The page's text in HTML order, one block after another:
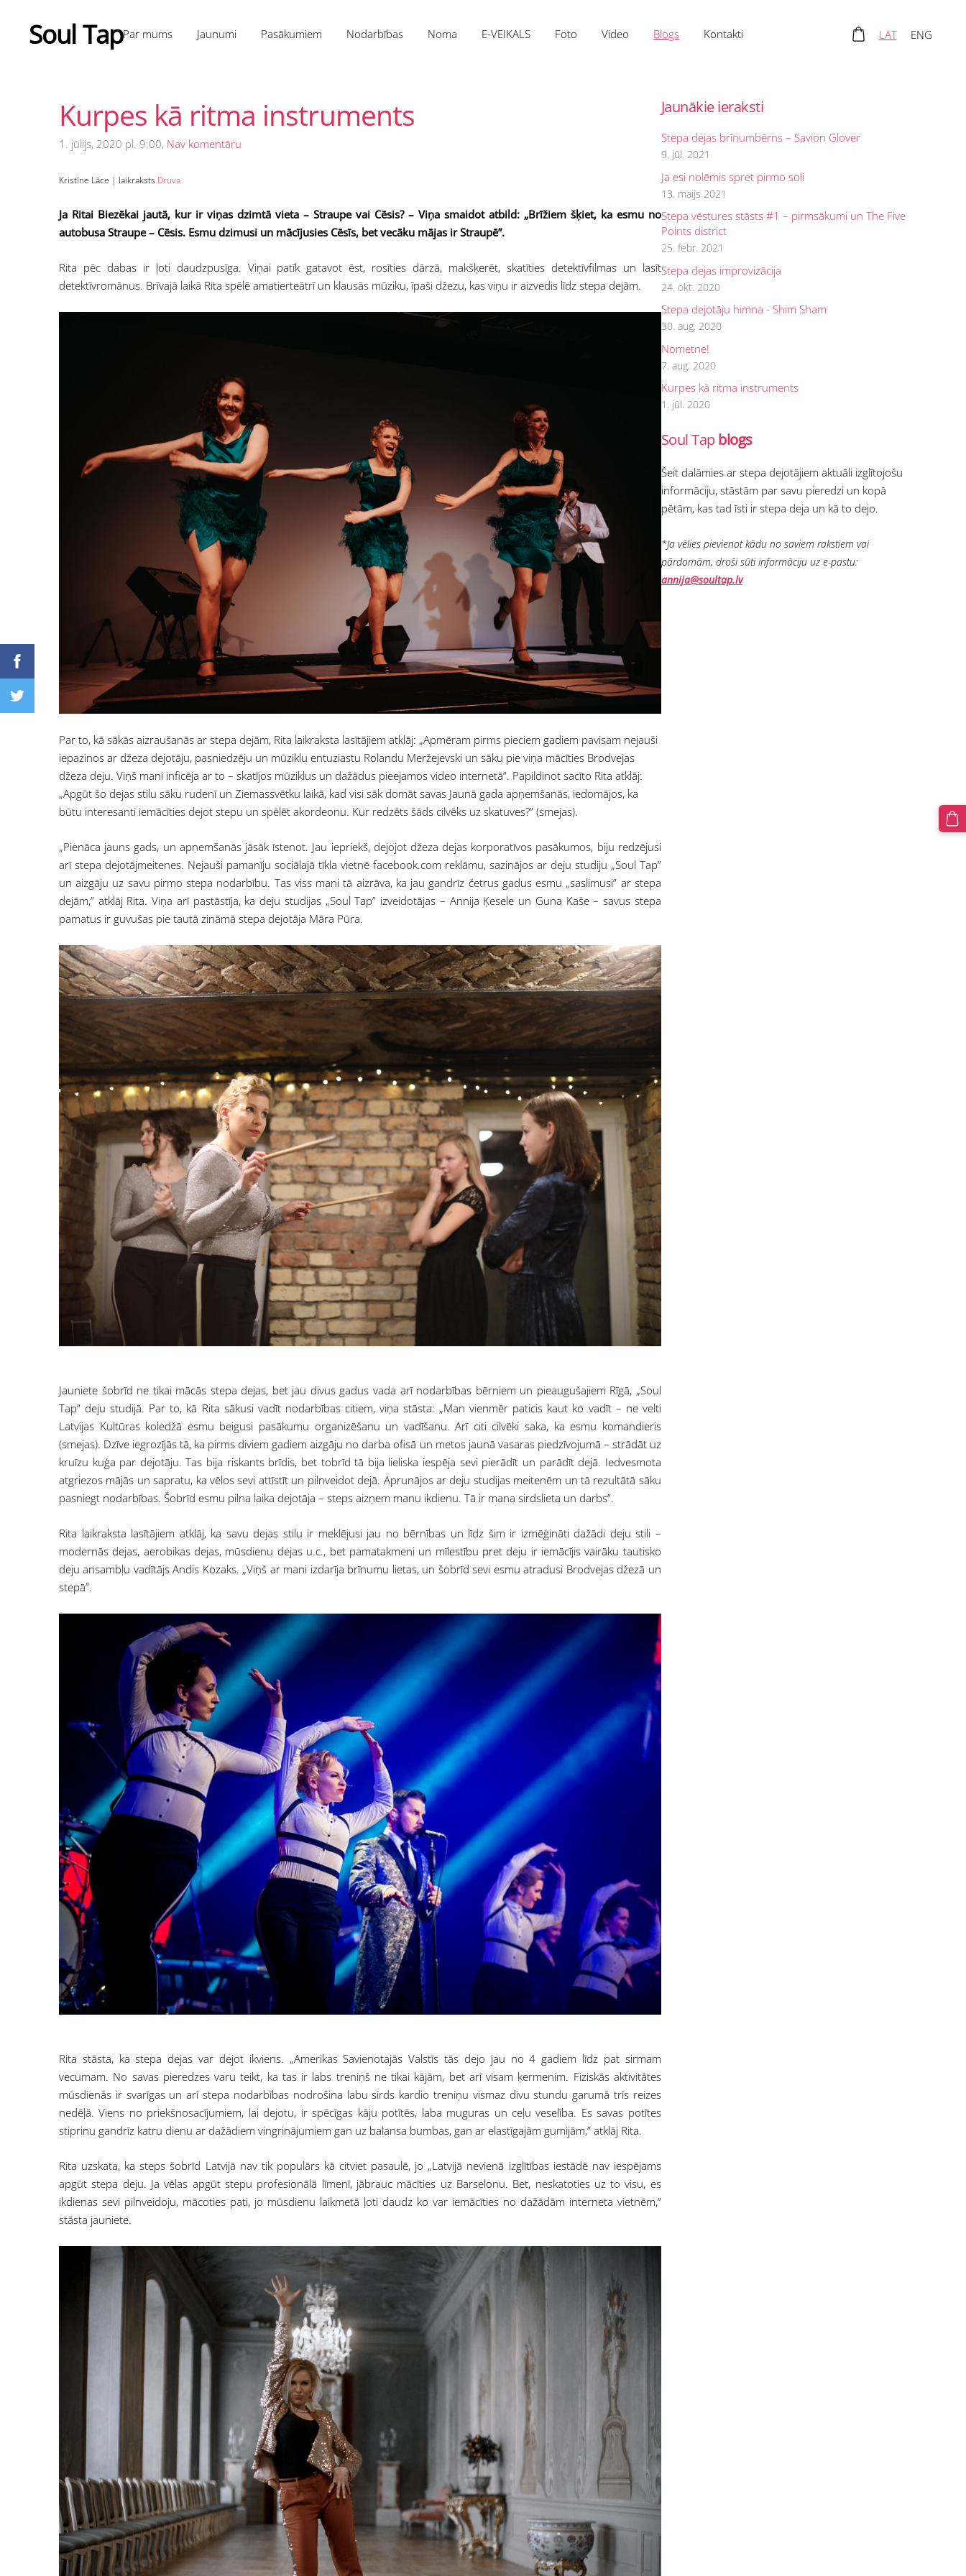
Soul TapPar mums Jaunumi Pasākumiem Nodarbības Noma E-VEIKALS Foto Video Blogs Kontakti LAT ENG
Jaunākie ieraksti
Stepa dejas brīnumbērns – Savion Glover
9. jūl. 2021
Ja esi nolēmis spret pirmo soli
13. maijs 2021
Stepa vēstures stāsts #1 – pirmsākumi un The Five
Points district
25. febr. 2021
Stepa dejas improvizācija
24. okt. 2020
Stepa dejotāju himna - Shim Sham
30. aug. 2020
Nometne!
7. aug. 2020
Kurpes kā ritma instruments
1. jūl. 2020
Soul Tap blogs
Šeit dalāmies ar stepa dejotājiem aktuāli izglītojošu
informāciju, stāstām par savu pieredzi un kopā
pētām, kas tad īsti ir stepa deja un kā to dejo.
*Ja vēlies pievienot kādu no saviem rakstiem vai
pārdomām, droši sūti informāciju uz e-pastu:
annija@soultap.lv
Kurpes kā ritma instruments
1. jūlijs, 2020 pl. 9:00, Nav komentāru
Kristīne Lāce | laikraksts Druva
Ja Ritai Biezēkai jautā, kur ir viņas dzimtā vieta – Straupe vai Cēsis? – Viņa smaidot atbild: „Brīžiem šķiet, ka esmu no
autobusa Straupe – Cēsis. Esmu dzimusi un mācījusies Cēsīs, bet vecāku mājas ir Straupē”.
Rita pēc dabas ir ļoti daudzpusīga. Viņai patīk gatavot ēst, rosīties dārzā, makšķerēt, skatīties detektīvfilmas un lasīt
detektīvromānus. Brīvajā laikā Rita spēlē amatierteātrī un klausās mūziku, īpaši džezu, kas viņu ir aizvedis līdz stepa dejām.
Par to, kā sākās aizraušanās ar stepa dejām, Rita laikraksta lasītājiem atklāj: „Apmēram pirms pieciem gadiem pavisam nejauši
iepazinos ar džeza dejotāju, pasniedzēju un mūziklu entuziastu Rolandu Meržejevski un sāku pie viņa mācīties Brodvejas
džeza deju. Viņš mani inficēja ar to – skatījos mūziklus un dažādus pieejamos video internetā”. Papildinot sacīto Rita atklāj:
„Apgūt šo dejas stilu sāku rudenī un Ziemassvētku laikā, kad visi sāk domāt savas Jaunā gada apņemšanās, iedomājos, ka
būtu interesanti iemācīties dejot stepu un spēlēt akordeonu. Kur redzēts šāds cilvēks uz skatuves?” (smejas).
„Pienāca jauns gads, un apņemšanās jāsāk īstenot. Jau iepriekš, dejojot džeza dejas korporatīvos pasākumos, biju redzējusi
arī stepa dejotājmeitenes. Nejauši pamanīju sociālajā tīkla vietnē facebook.com reklāmu, sazinājos ar deju studiju „Soul Tap”
un aizgāju uz savu pirmo stepa nodarbību. Tas viss mani tā aizrāva, ka jau gandrīz četrus gadus esmu „saslimusi” ar stepa
dejām,” atklāj Rita. Viņa arī pastāstīja, ka deju studijas „Soul Tap” izveidotājas – Annija Ķesele un Guna Kaše – savus stepa
pamatus ir guvušas pie tautā zināmā stepa dejotāja Māra Pūra.
Jauniete šobrīd ne tikai mācās stepa dejas, bet jau divus gadus vada arī nodarbības bērniem un pieaugušajiem Rīgā, „Soul
Tap” deju studijā. Par to, kā Rita sākusi vadīt nodarbības citiem, viņa stāsta: „Man vienmēr paticis kaut ko vadīt – ne velti
Latvijas Kultūras koledžā esmu beigusi pasākumu organizēšanu un vadīšanu. Arī citi cilvēki saka, ka esmu komandieris
(smejas). Dzīve iegrozījās tā, ka pirms diviem gadiem aizgāju no darba ofisā un metos jaunā vasaras piedzīvojumā – strādāt uz
kruīzu kuģa par dejotāju. Tas bija riskants brīdis, bet tobrīd tā bija lieliska iespēja sevi pierādīt un parādīt dejā. Iedvesmota
atgriezos mājās un sapratu, ka vēlos sevi attīstīt un pilnveidot dejā. Aprunājos ar deju studijas meitenēm un tā rezultātā sāku
pasniegt nodarbības. Šobrīd esmu pilna laika dejotāja – steps aizņem manu ikdienu. Tā ir mana sirdslieta un darbs”.
Rita laikraksta lasītājiem atklāj, ka savu dejas stilu ir meklējusi jau no bērnības un līdz šim ir izmēģināti dažādi deju stili –
modernās dejas, aerobikas dejas, mūsdienu dejas u.c., bet pamatakmeni un mīlestību pret deju ir iemācījis vairāku tautisko
deju ansambļu vadītājs Andis Kozaks. „Viņš ar mani izdarīja brīnumu lietas, un šobrīd sevi esmu atradusi Brodvejas džezā un
stepā”.
Rita stāsta, ka stepa dejas var dejot ikviens. „Amerikas Savienotajās Valstīs tās dejo jau no 4 gadiem līdz pat sirmam
vecumam. No savas pieredzes varu teikt, ka tas ir labs treniņš ne tikai kājām, bet arī visam ķermenim. Fiziskās aktivitātes
mūsdienās ir svarīgas un arī stepa nodarbības nodrošina labu sirds kardio treniņu vismaz divu stundu garumā trīs reizes
nedēļā. Viens no priekšnosacījumiem, lai dejotu, ir spēcīgas kāju potītēs, laba muguras un ceļu veselība. Es savas potītes
stiprinu gandrīz katru dienu ar dažādiem vingrinājumiem gan uz balansa bumbas, gan ar elastīgajām gumijām,” atklāj Rita.
Rita uzskata, ka steps šobrīd Latvijā nav tik populārs kā citviet pasaulē, jo „Latvijā nevienā izglītības iestādē nav iespējams
apgūt stepa deju. Ja vēlas apgūt stepu profesionālā līmenī, jābrauc mācīties uz Barselonu. Bet, neskatoties uz to visu, es
ikdienas sevi pilnveidoju, mācoties pati, jo mūsdienu laikmetā ļoti daudz ko var iemācīties no dažādām interneta vietnēm,”
stāsta jauniete.